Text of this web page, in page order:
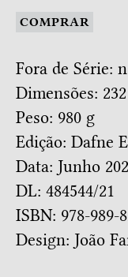
COMPRAR
Fora de Série:
Dimensões:
Peso: 980 g
Edição: Dafne
Data: Junho
DL: 484544/21
ISBN: 978-989-
Design: João